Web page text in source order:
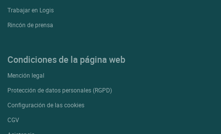
Trabajar en Logis
Rincón de prensa
Condiciones de la página web
Mención legal
Protección de datos personales (RGPD)
Configuración de las cookies
CGV